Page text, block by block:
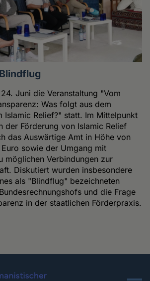
Juni die Veranstaltung "Vom
Was folgt aus dem
Islamic Relief?" statt. Im Mittelpunkt
der Förderung von Islamic Relief
das Auswärtige Amt in Höhe von
sowie der Umgang mit
möglichen Verbindungen zur
Diskutiert wurden insbesondere
als "Blindflug" bezeichneten
und die Frage
in der staatlichen Förderpraxis.